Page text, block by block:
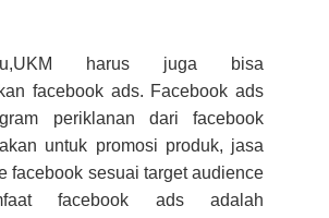
harus juga bisa
facebook ads. Facebook ads
periklanan dari facebook
untuk promosi produk, jasa
facebook sesuai target audience
facebook ads adalah